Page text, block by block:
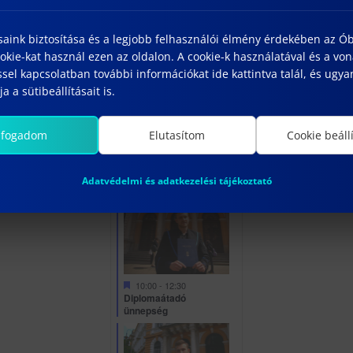
0
esemény,
20
0
esemény,
21
2
esemény,
27
Kiemelt
10:00 - 12:30
Diplomaátadó
ünnepség
0
esemény,
28
biztosítása és a legjobb felhasználói élmény érdekében az
kat használ ezen az oldalon. A cookie-k használatával és a
kapcsolatban további információkat ide kattintva talál, és
a sütibeállításait is.
Elutasítom Cookie
Adatvédelmi és adatkezelési tájékoztató